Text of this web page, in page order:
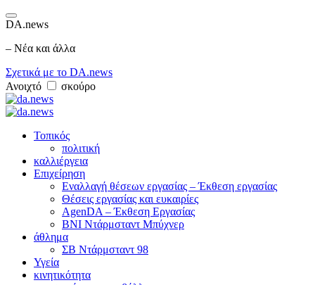
DA.news
– Νέα και άλλα
Σχετικά με το DA.news
Ανοιχτό
σκούρο
Τοπικός
πολιτική
καλλιέργεια
Επιχείρηση
Εναλλαγή θέσεων εργασίας – Έκθεση εργασίας
Θέσεις εργασίας και ευκαιρίες
AgenDA – Έκθεση Εργασίας
BNI Ντάρμσταντ Μπύχνερ
άθλημα
ΣΒ Ντάρμσταντ 98
Υγεία
κινητικότητα